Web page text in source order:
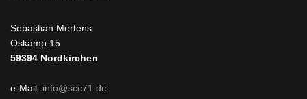
Sebastian Mertens
Oskamp 15
59394 Nordkirchen
e-Mail: info@scc71.de